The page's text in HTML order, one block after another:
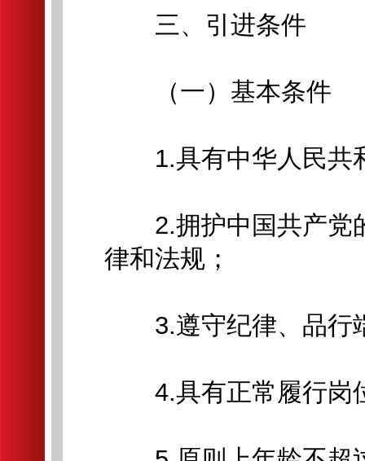
三、引进条件
（一）基本条件
1.具有中华人民共
2.拥护中国共产党
律和法规；
3.遵守纪律、品行
4.具有正常履行岗